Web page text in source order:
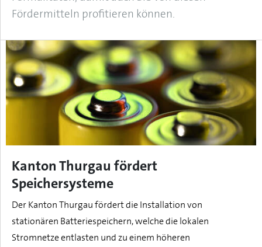
Fördermitteln profitieren können.
Kanton Thurgau fördert
Speichersysteme
Der Kanton Thurgau fördert die Installation von
stationären Batteriespeichern, welche die lokalen
Stromnetze entlasten und zu einem höheren